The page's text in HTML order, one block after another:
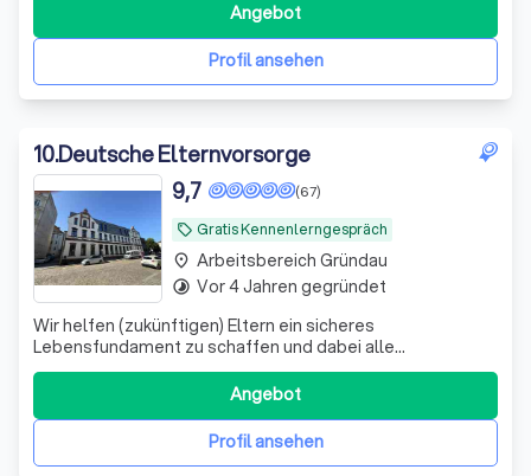
Profil ansehen
Angebot
10.Deutsche Elternvorsorge
local_offer Gratis Kennenlerngespräch
(67)
9,7
Wir helfen (zukünftigen) Eltern ein sicheres
Lebensfundament zu schaffen und dabei alle
Steuervorteile zu nutzen, die dir zustehen.
Profil ansehen
Angebot
place Arbeitsbereich Gründau
timelapse Vor 4 Jahren gegründet